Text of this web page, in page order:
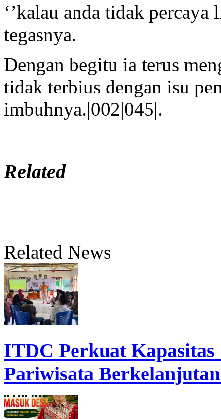
‘’kalau anda tidak percaya
tegasnya.
Dengan begitu ia terus
tidak terbius dengan isu
imbuhnya.|002|045|.
Related
Related News
ITDC Perkuat
Pariwisata